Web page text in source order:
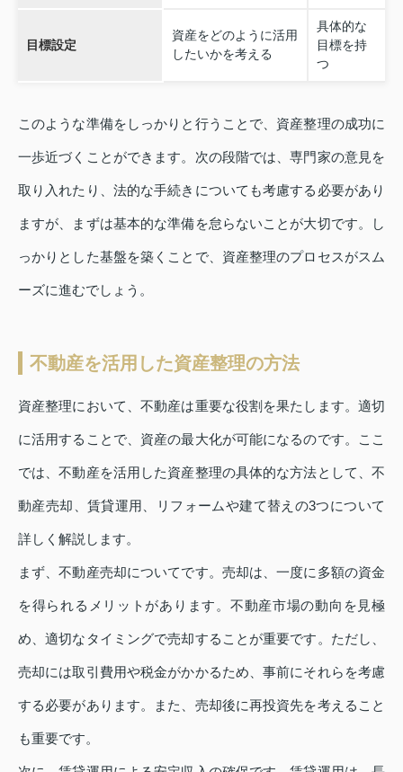
目標設定
資産をどのように活用
したいかを考える
具体的な
目標を持
つ
このような準備をしっかりと行うことで、資産整理の成功に
一歩近づくことができます。次の段階では、専門家の意見を
取り入れたり、法的な手続きについても考慮する必要があり
ますが、まずは基本的な準備を怠らないことが大切です。し
っかりとした基盤を築くことで、資産整理のプロセスがスム
ーズに進むでしょう。
不動産を活用した資産整理の方法
資産整理において、不動産は重要な役割を果たします。適切
に活用することで、資産の最大化が可能になるのです。ここ
では、不動産を活用した資産整理の具体的な方法として、不
動産売却、賃貸運用、リフォームや建て替えの3つについて
詳しく解説します。
まず、不動産売却についてです。売却は、一度に多額の資金
を得られるメリットがあります。不動産市場の動向を見極
め、適切なタイミングで売却することが重要です。ただし、
売却には取引費用や税金がかかるため、事前にそれらを考慮
する必要があります。また、売却後に再投資先を考えること
も重要です。